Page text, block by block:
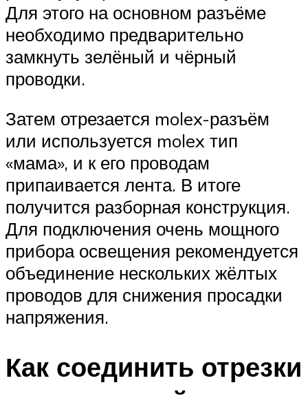
Для этого на основном разъёме
необходимо предварительно
замкнуть зелёный и чёрный
проводки.
Затем отрезается molex-разъём
или используется molex тип
«мама», и к его проводам
припаивается лента. В итоге
получится разборная конструкция.
Для подключения очень мощного
прибора освещения рекомендуется
объединение нескольких жёлтых
проводов для снижения просадки
напряжения.
Как соединить отрезки